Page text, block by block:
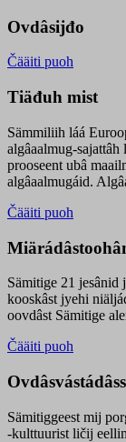
Ovdâsijđo
Čääiti puoh
Tiäđuh mist
Sämmiliih láá
algâaalmug-
prooseent ubâ
algâaalmugáid.
Čääiti puoh
Sämitige 21 jesânid
kooskâst jyehi
oovdâst Sämitige
Čääiti puoh
Sämitiggeest mij
-kulttuurist ličij